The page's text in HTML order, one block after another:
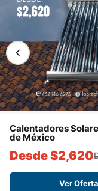
Calentadores
de México
Desde $2,620
Ver Oferta